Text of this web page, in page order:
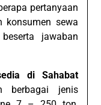
pertanyaan
konsumen sewa
jawaban
di Sahabat
berbagai jenis